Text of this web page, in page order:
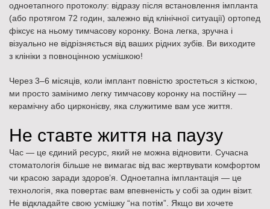
одноетапного протоколу: відразу після встановлення імпланта
(або протягом 72 годин, залежно від клінічної ситуації) ортопед
фіксує на ньому тимчасову коронку. Вона легка, зручна і
візуально не відрізняється від ваших рідних зубів. Ви виходите
з клініки з повноцінною усмішкою!
Через 3–6 місяців, коли імплант повністю зростеться з кісткою,
ми просто замінимо легку тимчасову коронку на постійну —
керамічну або цирконієву, яка служитиме вам усе життя.
Не ставте життя на паузу
Час — це єдиний ресурс, який не можна відновити. Сучасна
стоматологія більше не вимагає від вас жертвувати комфортом
чи красою заради здоров’я. Одноетапна імплантація — це
технологія, яка повертає вам впевненість у собі за один візит.
Не відкладайте свою усмішку “на потім”. Якщо ви хочете